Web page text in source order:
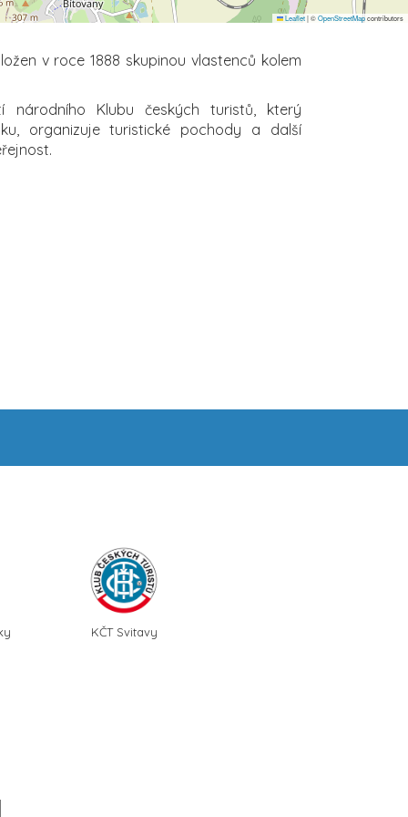
Leaflet|©OpenStreetMapcontributors
v roce 1888 skupinou vlastenců kolem
Klubu českých turistů, který
organizuje turistické pochody a další
KČT Svitavy